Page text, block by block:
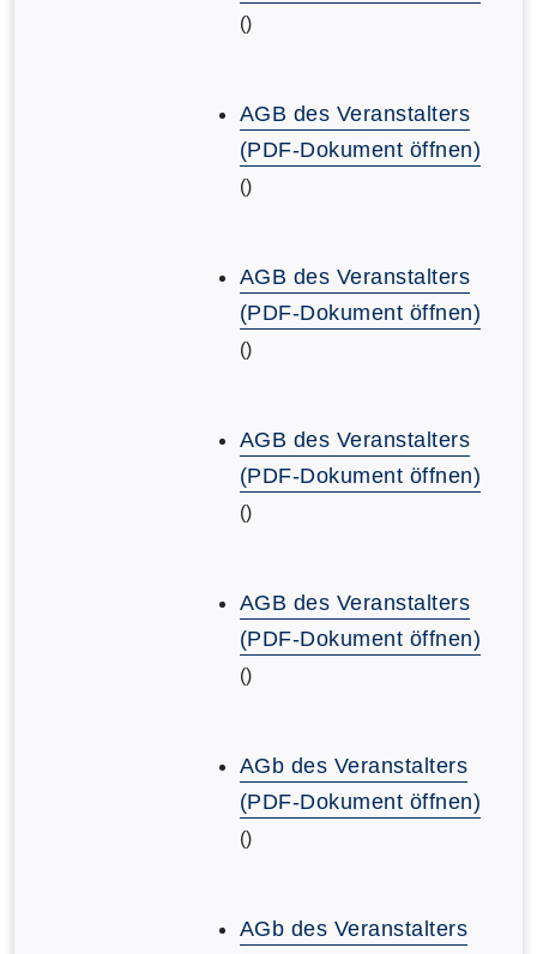
()
AGB des Veranstalters
(PDF-Dokument öffnen)
()
AGB des Veranstalters
(PDF-Dokument öffnen)
()
AGB des Veranstalters
(PDF-Dokument öffnen)
()
AGB des Veranstalters
(PDF-Dokument öffnen)
()
AGb des Veranstalters
(PDF-Dokument öffnen)
()
AGb des Veranstalters